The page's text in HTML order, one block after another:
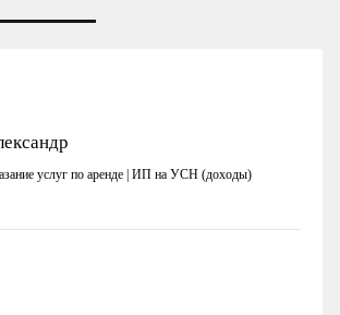
услуг по аренде | ИП на УСН (доходы)